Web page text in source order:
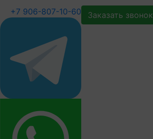
+7 906-807-10-60 Заказать звонок